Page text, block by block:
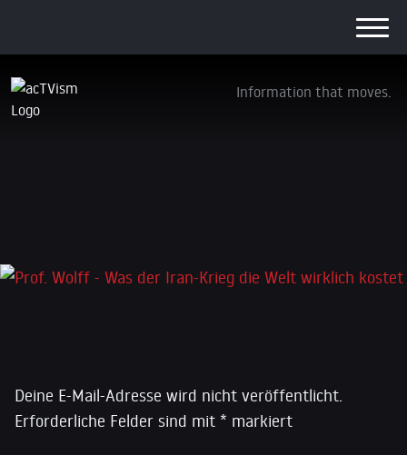
Information that moves.
Prof. Wolff – Was der Iran-Krieg die Welt
Deine E-Mail-Adresse wird nicht veröffentlicht.
Erforderliche Felder sind mit * markiert